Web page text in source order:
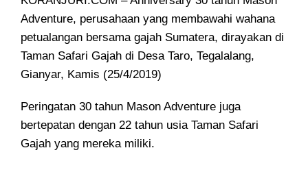
Adventure, perusahaan yang membawahi wahana
petualangan bersama gajah Sumatera, dirayakan di
Taman Safari Gajah di Desa Taro, Tegalalang,
Gianyar, Kamis (25/4/2019)
Peringatan 30 tahun Mason Adventure juga
bertepatan dengan 22 tahun usia Taman Safari
Gajah yang mereka miliki.